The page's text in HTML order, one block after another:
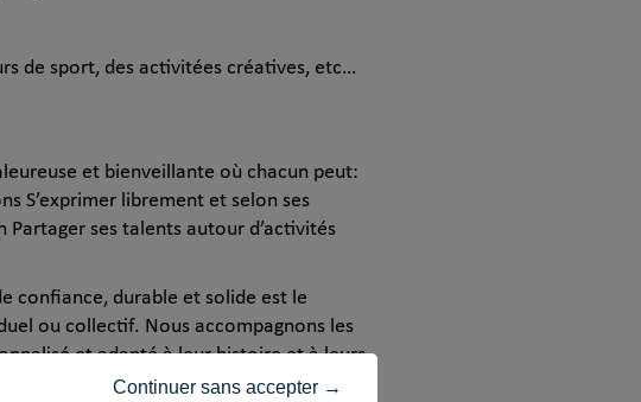
de sport, des activitées créatives, etc…
et bienveillante où chacun peut:
S’exprimer librement et selon ses
ses talents autour d’activités
confiance, durable et solide est le
ou collectif. Nous accompagnons les
et adapté à leur histoire et à leurs
Continuer sans accepter →